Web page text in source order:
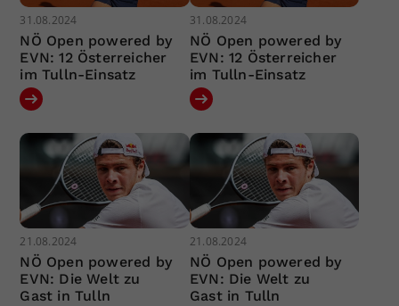
31.08.2024
NÖ Open powered by
EVN: 12 Österreicher
im Tulln-Einsatz
31.08.2024
NÖ Open powered by
EVN: 12 Österreicher
im Tulln-Einsatz
21.08.2024
NÖ Open powered by
EVN: Die Welt zu
Gast in Tulln
21.08.2024
NÖ Open powered by
EVN: Die Welt zu
Gast in Tulln